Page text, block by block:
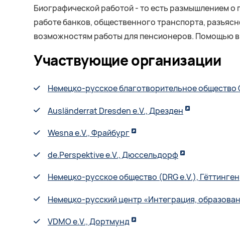
Биографической работой - то есть размышлением
работе банков, общественного транспорта,
возможностям работы для пенсионеров. Помощью в
Участвующие организации
Немецко-русское благотворительное
Ausländerrat Dresden e.V., Дрезден
Wesna e.V., Фрайбург
de.Perspektive e.V., Дюссельдорф
Немецко-русское общество (DRG e.V.), Гёттинген
Немецко-русский центр «Интеграция,
VDMO e.V., Дортмунд